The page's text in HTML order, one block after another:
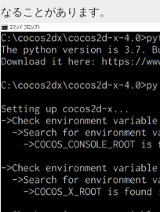
なることがあります。